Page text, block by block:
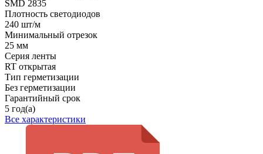
SMD 2835
Плотность светодиодов
240 шт/м
Минимальный отрезок
25 мм
Серия ленты
RT открытая
Тип герметизации
Без герметизации
Гарантийный срок
5 год(а)
Все характеристики